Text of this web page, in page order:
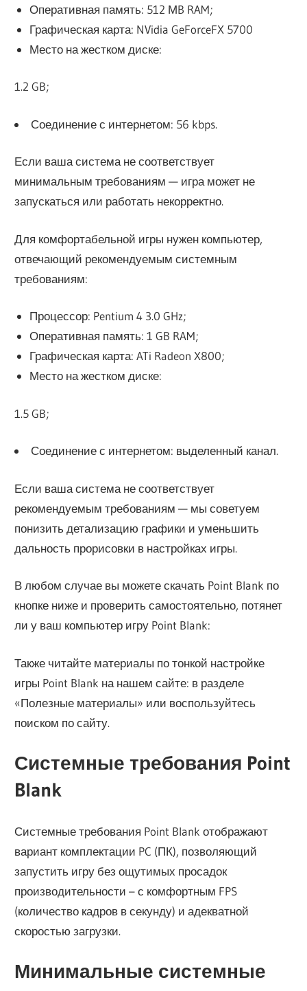
Оперативная память: 512 МB RAM;
Графическая карта: NVidia GeForceFX 5700
Место на жестком диске:
1.2 GB;
Соединение с интернетом: 56 kbps.
Если ваша система не соответствует
минимальным требованиям — игра может не
запускаться или работать некорректно.
Для комфортабельной игры нужен компьютер,
отвечающий рекомендуемым системным
требованиям:
Процессор: Pentium 4 3.0 GHz;
Оперативная память: 1 GB RAM;
Графическая карта: ATi Radeon X800;
Место на жестком диске:
1.5 GB;
Соединение с интернетом: выделенный канал.
Если ваша система не соответствует
рекомендуемым требованиям — мы советуем
понизить детализацию графики и уменьшить
дальность прорисовки в настройках игры.
В любом случае вы можете скачать Point Blank по
кнопке ниже и проверить самостоятельно, потянет
ли у ваш компьютер игру Point Blank:
Также читайте материалы по тонкой настройке
игры Point Blank на нашем сайте: в разделе
«Полезные материалы» или воспользуйтесь
поиском по сайту.
Системные требования Point
Blank
Системные требования Point Blank отображают
вариант комплектации PC (ПК), позволяющий
запустить игру без ощутимых просадок
производительности – с комфортным FPS
(количество кадров в секунду) и адекватной
скоростью загрузки.
Минимальные системные